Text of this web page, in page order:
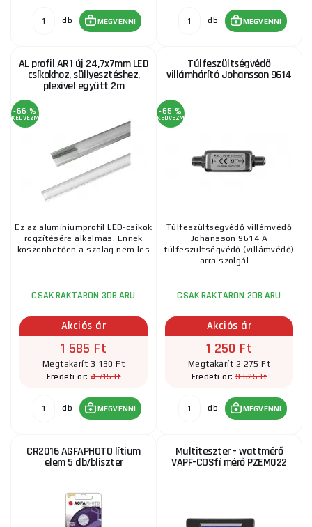
db MEGVENNI db MEGVENNI
AL profil AR1 új 24,7x7mm LED
csíkokhoz, süllyesztéshez,
plexivel együtt 2m
-66 %
KEDVEZMÉNY
Ez az alumíniumprofil LED-csíkok
rögzítésére alkalmas. Ennek
köszönhetően a szalag nem les
...
CSAK RAKTÁRON 3DB ÁRU
Akciós ár
1 585 Ft
Megtakarít 3 130 Ft
Eredeti ár:4 715 Ft
db MEGVENNI
Túlfeszültségvédő
villámhárító Johansson 9614
-65 %
KEDVEZMÉNY
Túlfeszültségvédő villámvédő
Johansson 9614 A
túlfeszültségvédő (villámvédő)
arra szolgál ...
CSAK RAKTÁRON 2DB ÁRU
Akciós ár
1 250 Ft
Megtakarít 2 275 Ft
Eredeti ár:3 525 Ft
db MEGVENNI
CR2016 AGFAPHOTO lítium
elem 5 db/bliszter
Multiteszter - wattmérő
VAPF-COSfí mérő PZEM022